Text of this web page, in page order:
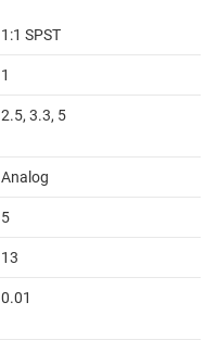
1:1 SPST
1
2.5, 3.3, 5
Analog
5
13
0.01